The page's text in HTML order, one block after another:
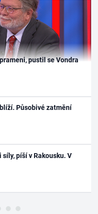
pustil se Vondra
Působivé zatmění
píší v Rakousku. V